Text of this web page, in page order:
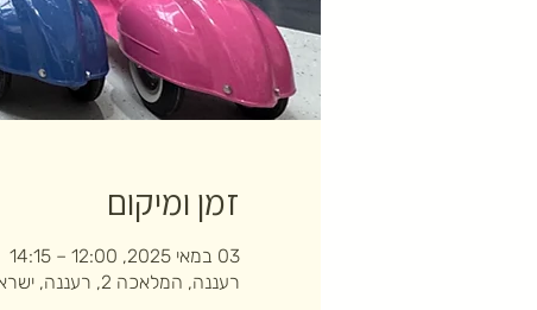
זמן ומיקום
03 במאי 2025, 12:00 – 14:15
רעננה, המלאכה 2, רעננה, ישראל